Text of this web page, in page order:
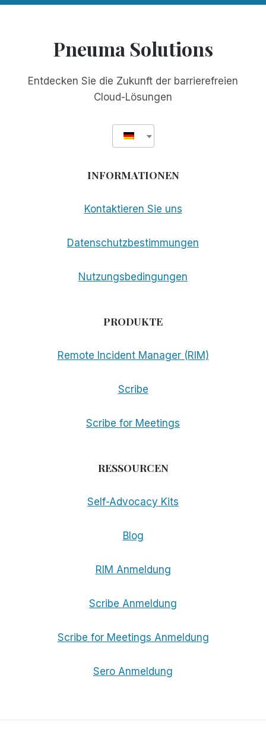
Pneuma Solutions
Entdecken Sie die Zukunft der barrierefreien
Cloud-Lösungen
INFORMATIONEN
Kontaktieren Sie uns
Datenschutzbestimmungen
Nutzungsbedingungen
PRODUKTE
Remote Incident Manager (RIM)
Scribe
Scribe for Meetings
RESSOURCEN
Self-Advocacy Kits
Blog
RIM Anmeldung
Scribe Anmeldung
Scribe for Meetings Anmeldung
Sero Anmeldung